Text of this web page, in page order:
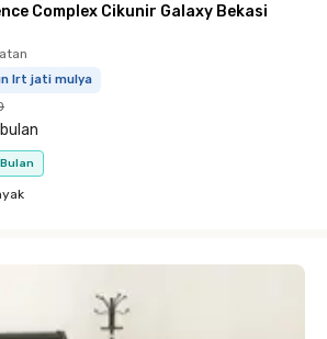
Complex Cikunir Galaxy Bekasi
lrt jati mulya
bulan